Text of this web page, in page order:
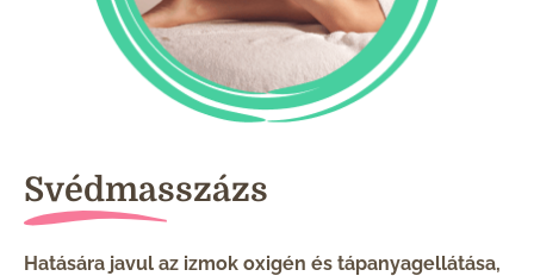
Svédmasszázs
Hatására javul az izmok oxigén és tápanyagellátása,